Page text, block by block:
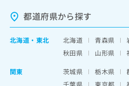
都道府県から探す
北海道 ・ 東北 北海道 青森県
秋田県
山形県
関東
茨城県 栃木県
千葉県
東京都